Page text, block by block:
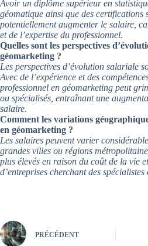
Avoir un diplôme supérieur en
géomatique ainsi que des certifications
potentiellement augmenter le salaire,
et de l’expertise du professionnel.
Quelles sont les perspectives
géomarketing ?
Les perspectives d’évolution salariale
Avec de l’expérience et des
professionnel en géomarketing peut
ou spécialisés, entraînant une
salaire.
Comment les variations
en géomarketing ?
Les salaires peuvent varier
grandes villes ou régions
plus élevés en raison du coût de la vie
d’entreprises cherchant des
PRÉCÉDENT